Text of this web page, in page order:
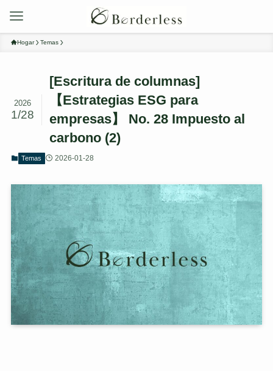
Hogar Temas
[Escritura de columnas]
【Estrategias ESG para
empresas】 No. 28 Impuesto al
carbono (2)
2026
1/28
Temas 2026-01-28